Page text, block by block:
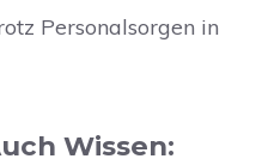
Personalsorgen in
Wissen: